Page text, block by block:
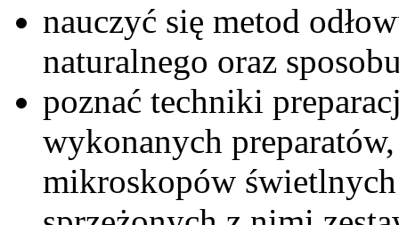
nauczyć się metod
naturalnego oraz
poznać techniki
wykonanych
mikroskopów